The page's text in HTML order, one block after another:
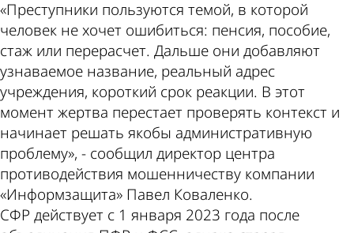
«Преступники пользуются темой, в которой
человек не хочет ошибиться: пенсия, пособие,
стаж или перерасчет. Дальше они добавляют
узнаваемое название, реальный адрес
учреждения, короткий срок реакции. В этот
момент жертва перестает проверять контекст и
начинает решать якобы административную
проблему», - сообщил директор центра
противодействия мошенничеству компании
«Информзащита» Павел Коваленко.
СФР действует с 1 января 2023 года после